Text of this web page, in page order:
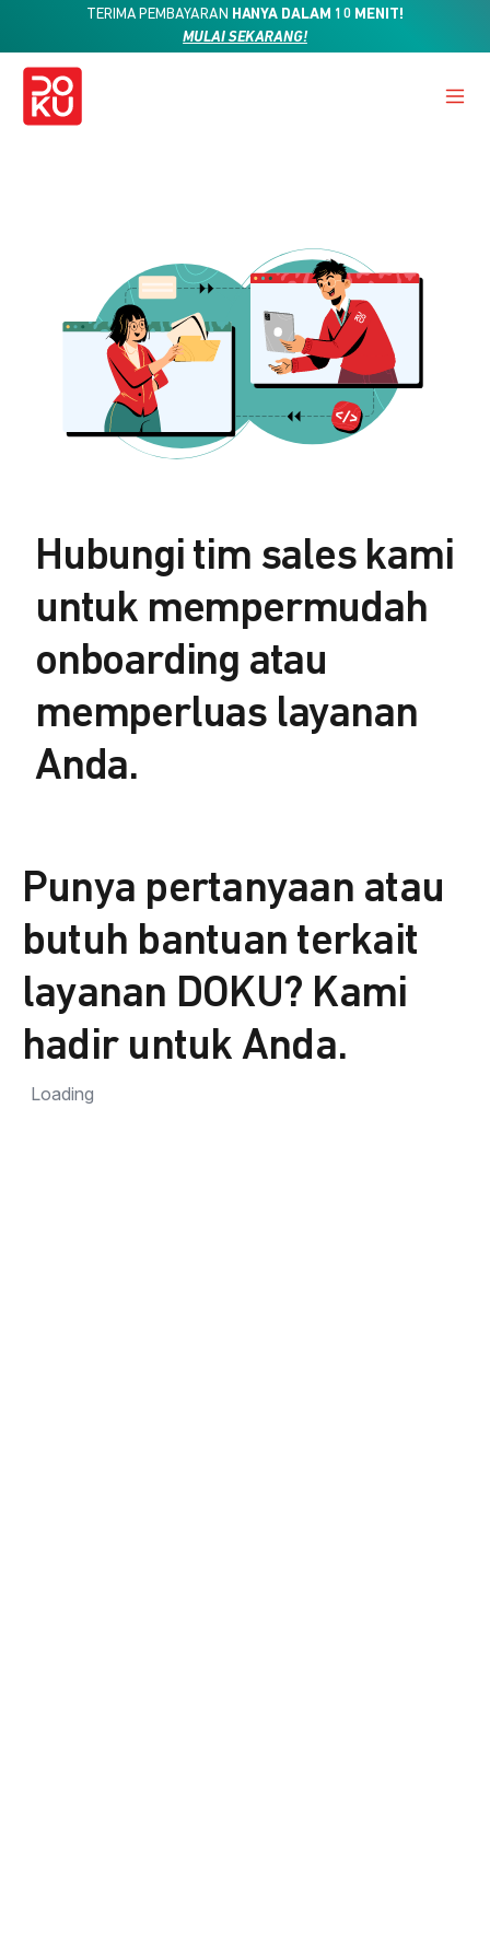
TERIMA PEMBAYARAN HANYA DALAM 10 MENIT!
MULAI SEKARANG!
Hubungi tim sales kami
untuk mempermudah
onboarding atau
memperluas layanan
Anda.
Punya pertanyaan atau
butuh bantuan terkait
layanan DOKU? Kami
hadir untuk Anda.